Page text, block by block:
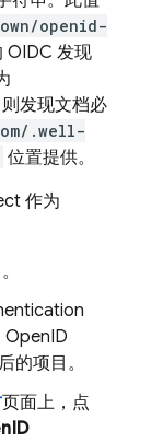
openid-
OIDC 发现
则发现文档必
.well-
位置提供。
作为
。
OpenID
的项目。
页面上，点